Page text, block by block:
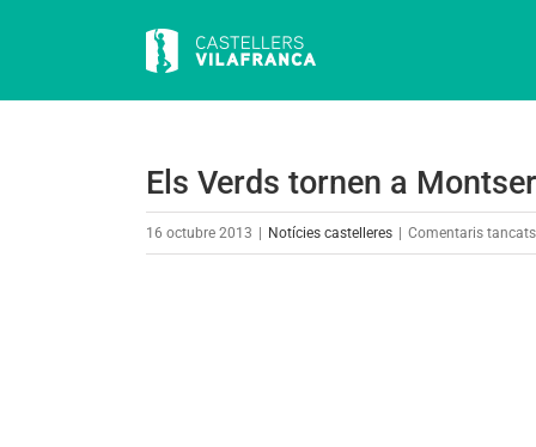
Els Verds tornen a
16 octubre 2013 Notícies castelleres Comentaris tancatsa